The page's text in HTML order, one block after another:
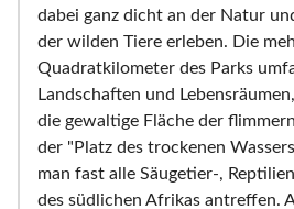
dabei ganz dicht an der Natur
der wilden Tiere erleben. Die
Quadratkilometer des Parks
Landschaften und
die gewaltige Fläche der
der "Platz des trockenen
man fast alle Säugetier-,
des südlichen Afrikas antreffen.